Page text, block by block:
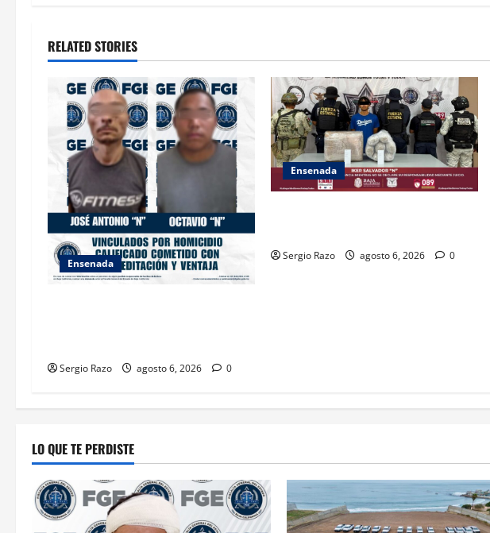
g
n
RELATED STORIES
Ensenada
Sergio Razo agosto 6, 2026 0
Ensenada
Sergio Razo agosto 6, 2026 0
LO QUE TE PERDISTE